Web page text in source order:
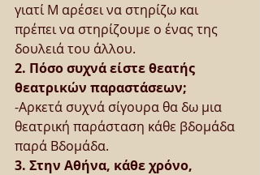
γιατί Μ αρέσει να στηρίζω και
πρέπει να στηρίζουμε ο ένας της
δουλειά του άλλου.
2. Πόσο συχνά είστε θεατής
θεατρικών παραστάσεων;
-Αρκετά συχνά σίγουρα θα δω μια
θεατρική παράσταση κάθε βδομάδα
παρά Βδομάδα.
3. Στην Αθήνα, κάθε χρόνο,